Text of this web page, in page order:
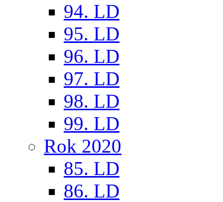
94. LD
95. LD
96. LD
97. LD
98. LD
99. LD
Rok 2020
85. LD
86. LD